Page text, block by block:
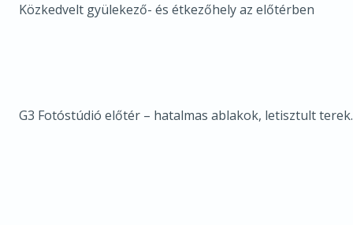
Közkedvelt gyülekező- és étkezőhely az előtérben
G3 Fotóstúdió előtér – hatalmas ablakok, letisztult terek.